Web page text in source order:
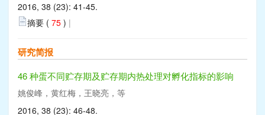
2016, 38 (23): 41-45.
摘要 ( 75 ) |
研究简报
46 种蛋不同贮存期及贮存期内热处理对孵化指标的影响
姚俊峰，黄红梅，王晓亮，等
2016, 38 (23): 46-48.